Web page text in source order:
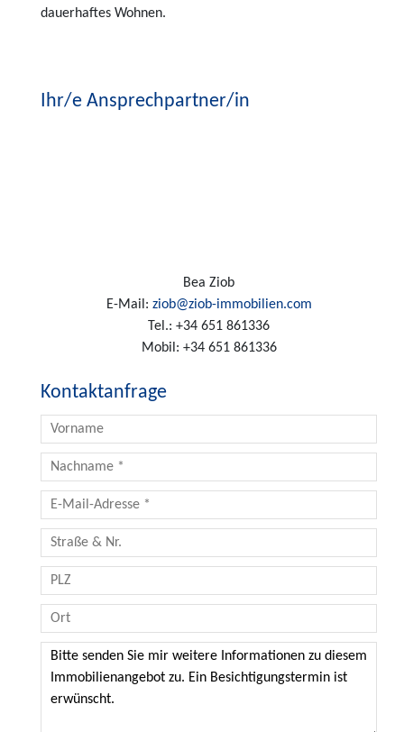
dauerhaftes Wohnen.
Ihr/e Ansprechpartner/in
Bea Ziob
E-Mail: ziob@ziob-immobilien.com
Tel.: +34 651 861336
Mobil: +34 651 861336
Kontaktanfrage